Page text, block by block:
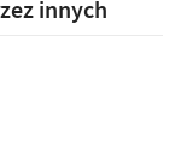
innych